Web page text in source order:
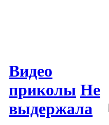
Видео
приколы Не
выдержала